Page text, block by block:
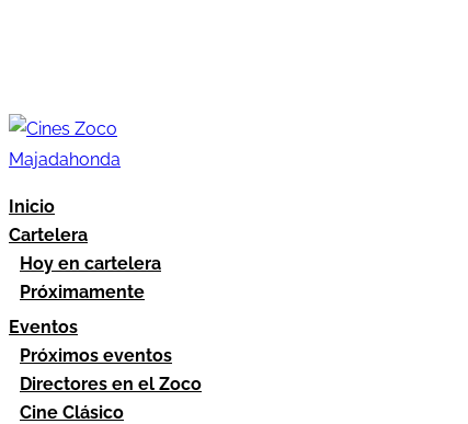
Inicio
Cartelera
Hoy en cartelera
Próximamente
Eventos
Próximos eventos
Directores en el Zoco
Cine Clásico